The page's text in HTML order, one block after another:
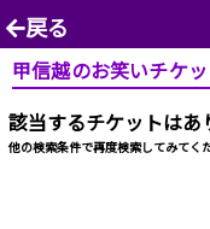
戻る
甲信越のお笑いチケ
該当するチケットはあ
他の検索条件で再度検索してみてく